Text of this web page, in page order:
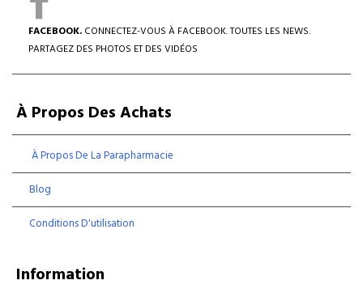
FACEBOOK. CONNECTEZ-VOUS À FACEBOOK. TOUTES LES NEWS.
PARTAGEZ DES PHOTOS ET DES VIDÉOS
À Propos Des Achats
À Propos De La Parapharmacie
Blog
Conditions D'utilisation
Information